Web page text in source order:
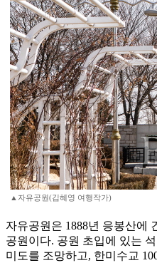
▲자유공원(김혜영 여행작가)
자유공원은 1888년 응봉산에
공원이다. 공원 초입에 있는
미도를 조망하고, 한미수교